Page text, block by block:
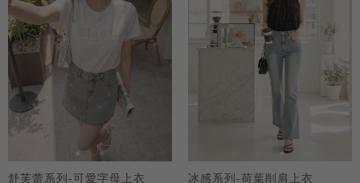
舒芙蕾系列-可愛字母上衣 冰感系列-荷葉削肩上衣